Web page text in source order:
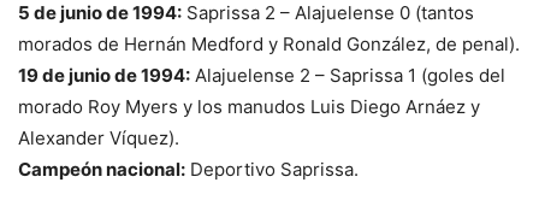
5 de junio de 1994: Saprissa 2 – Alajuelense 0 (tantos
morados de Hernán Medford y Ronald González, de penal).
19 de junio de 1994: Alajuelense 2 – Saprissa 1 (goles del
morado Roy Myers y los manudos Luis Diego Arnáez y
Alexander Víquez).
Campeón nacional: Deportivo Saprissa.